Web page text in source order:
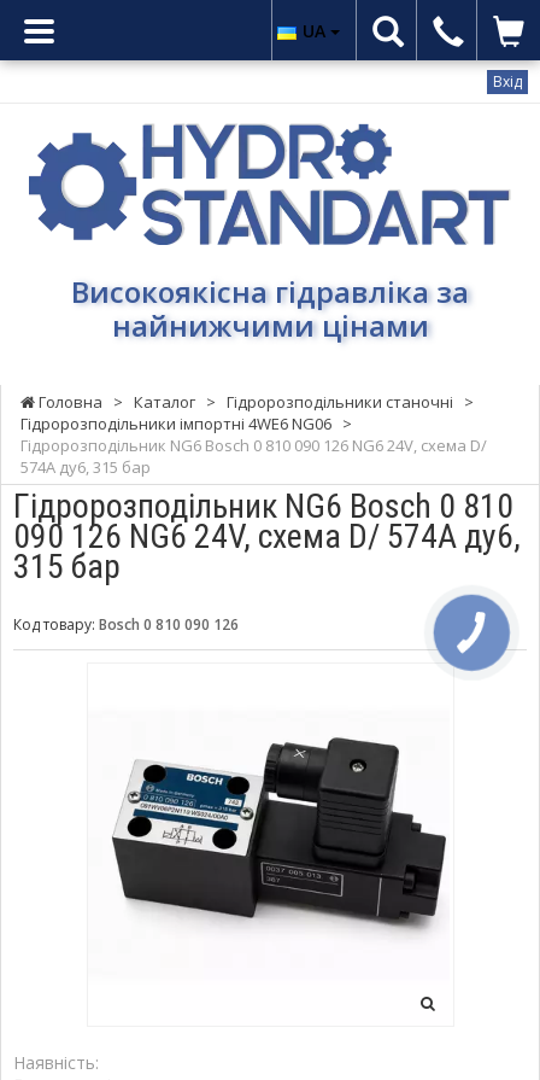
Вхід
Гідростандарт
Високоякісна
гідравліка
цінамиВисокоякісна гідравліка за
найнижчими цінами
UA
Головна > Каталог > Гідророзподільники станочні
>
Гідророзподільники імпортні 4WE6 NG06 >
Гідророзподільник NG6 Bosch 0 810 090 126 NG6 24V, схема D/
574A ду6, 315 бар
Гідророзподільник NG6 Bosch 0 810
090 126 NG6 24V, схема D/ 574A ду6,
315 бар
Код товару: Bosch 0 810 090 126
Наявність: